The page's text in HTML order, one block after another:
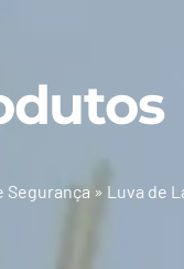
Segurança » Luva de